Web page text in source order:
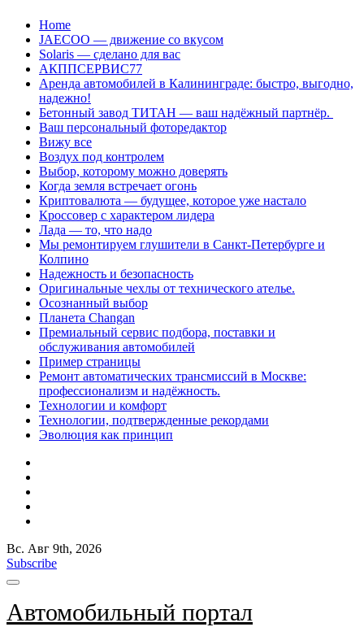
Перейти
содержанию
Home
JAECOO — движение со вкусом
Solaris — сделано для вас
АКППСЕРВИС77
Аренда автомобилей в Калининграде: быстро, выгодно,
надежно!
Бетонный завод ТИТАН — ваш надёжный партнёр.
Ваш персональный фоторедактор
Вижу все
Воздух под контролем
Выбор, которому можно доверять
Когда земля встречает огонь
Криптовалюта — будущее, которое уже настало
Кроссовер с характером лидера
Лада — то, что надо
Мы ремонтируем глушители в Санкт-Петербурге и
Колпино
Надежность и безопасность
Оригинальные чехлы от технического ателье.
Осознанный выбор
Планета Changan
Премиальный сервис подбора, поставки и
обслуживания автомобилей
Пример страницы
Ремонт автоматических трансмиссий в Москве:
профессионализм и надёжность.
Технологии и комфорт
Технологии, подтвержденные рекордами
Эволюция как принцип
Вс. Авг 9th, 2026
Subscribe
Автомобильный портал